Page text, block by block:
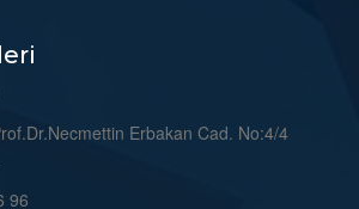
Erbakan Cad. No:4/4
96